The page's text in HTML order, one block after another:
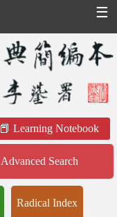
☰
Learning Notebook
Advanced Search
Radical Index